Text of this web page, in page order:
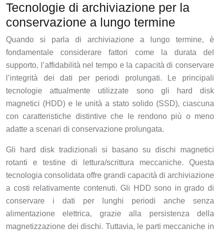
Tecnologie di archiviazione per la
conservazione a lungo termine
Quando si parla di archiviazione a lungo termine, è
fondamentale considerare fattori come la durata del
supporto, l’affidabilità nel tempo e la capacità di conservare
l’integrità dei dati per periodi prolungati. Le principali
tecnologie attualmente utilizzate sono gli hard disk
magnetici (HDD) e le unità a stato solido (SSD), ciascuna
con caratteristiche distintive che le rendono più o meno
adatte a scenari di conservazione prolungata.
Gli hard disk tradizionali si basano su dischi magnetici
rotanti e testine di lettura/scrittura meccaniche. Questa
tecnologia consolidata offre grandi capacità di archiviazione
a costi relativamente contenuti. Gli HDD sono in grado di
conservare i dati per lunghi periodi anche senza
alimentazione elettrica, grazie alla persistenza della
magnetizzazione dei dischi. Tuttavia, le parti meccaniche in